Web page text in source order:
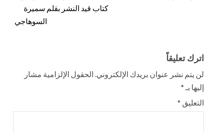
كتاب قيد النشر بقلم سميرة
السوهاجي
اترك تعليقاً
لن يتم نشر عنوان بريدك الإلكتروني. الحقول الإلزامية مشار
إليها بـ *
التعليق *